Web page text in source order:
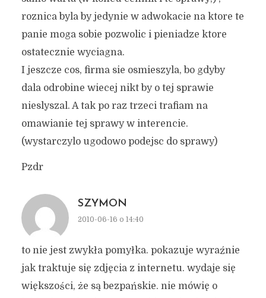
roznica byla by jedynie w adwokacie na ktore te
panie moga sobie pozwolic i pieniadze ktore
ostatecznie wyciagna.
I jeszcze cos, firma sie osmieszyla, bo gdyby
dala odrobine wiecej nikt by o tej sprawie
nieslyszal. A tak po raz trzeci trafiam na
omawianie tej sprawy w interencie.
(wystarczylo ugodowo podejsc do sprawy)
Pzdr
SZYMON
2010-06-16 o 14:40
to nie jest zwykła pomyłka. pokazuje wyraźnie
jak traktuje się zdjęcia z internetu. wydaje się
większości, że są bezpańskie. nie mówię o